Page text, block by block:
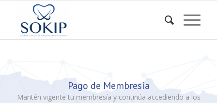
Pago de Membresía
Mantén vigente tu membresía y continúa accediendo a los